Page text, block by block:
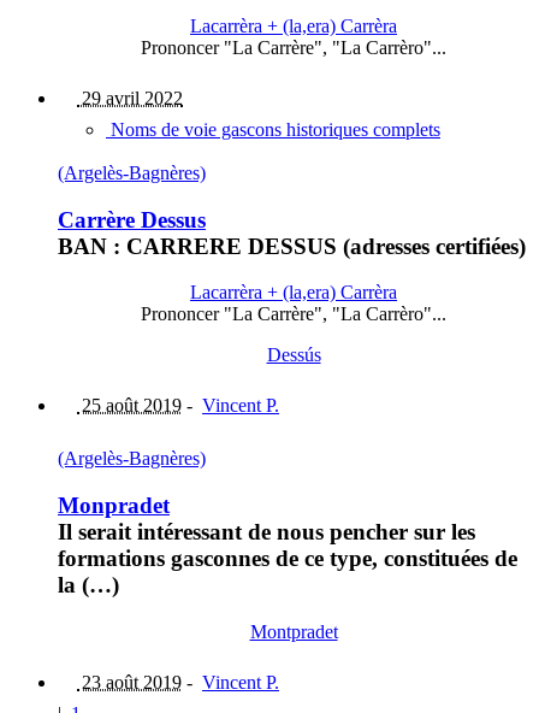
Lacarrèra + (la,era) Carrèra
Prononcer "La Carrère", "La Carrèro"...
29 avril 2022
Noms de voie gascons historiques complets
(Argelès-Bagnères)
Carrère Dessus
BAN : CARRERE DESSUS (adresses certifiées)
Lacarrèra + (la,era) Carrèra
Prononcer "La Carrère", "La Carrèro"...
Dessús
25 août 2019 - Vincent P.
(Argelès-Bagnères)
Monpradet
Il serait intéressant de nous pencher sur les
formations gasconnes de ce type, constituées de
la (…)
Montpradet
23 août 2019 - Vincent P.